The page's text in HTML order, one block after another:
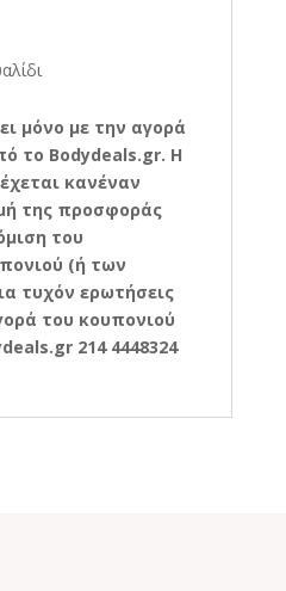
μόνο με την αγορά
το Bodydeals.gr. Η
κανέναν
της προσφοράς
του
(ή των
τυχόν ερωτήσεις
του κουπονιού
214 4448324